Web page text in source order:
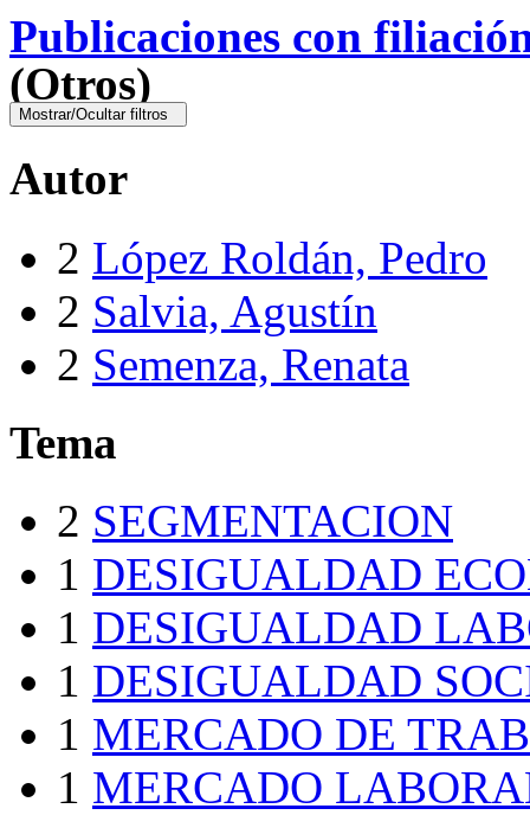
Publicaciones con
(Otros)
Autor
2 López Roldán, Pedro
2 Salvia, Agustín
2 Semenza, Renata
Tema
2 SEGMENTACION
1 DESIGUALDAD
1 DESIGUALDAD
1 DESIGUALDAD
1 MERCADO DE
1 MERCADO